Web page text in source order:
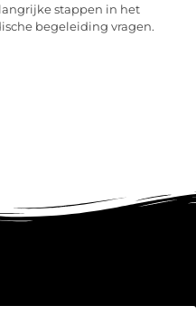
stappen in het
begeleiding vragen.